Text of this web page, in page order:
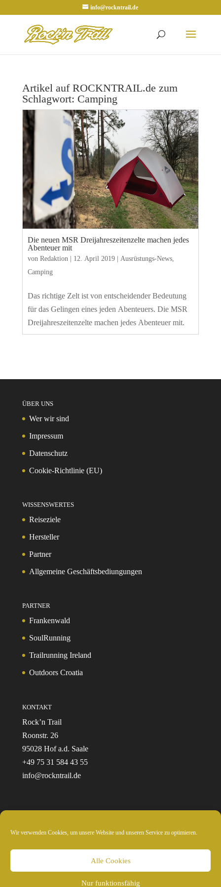
Wir verwenden Cookies, um unsere Website und unseren Service zu optimieren.
Alle Cookies
Nur funktionsfähig
info@rockntrail.de
Artikel auf ROCKNTRAIL.de zum
Schlagwort: Camping
Die neuen MSR Dreijahreszeitenzelte machen jedes
Abenteuer mit
von Redaktion| 12. April 2019| Ausrüstungs-News,
Camping
Das richtige Zelt ist von entscheidender Bedeutung
für das Gelingen eines jeden Abenteuers. Die MSR
Dreijahreszeitenzelte machen jedes Abenteuer mit.
ÜBER UNS
Wer wir sind
Impressum
Datenschutz
Cookie-Richtlinie (EU)
WISSENSWERTES
Reiseziele
Hersteller
Partner
Allgemeine Geschäftsbediungungen
PARTNER
Frankenwald
SoulRunning
Trailrunning Ireland
Outdoors Croatia
KONTAKT
Rock’n Trail
Roonstr. 26
95028 Hof a.d. Saale
+49 75 31 584 43 55
info@rockntrail.de